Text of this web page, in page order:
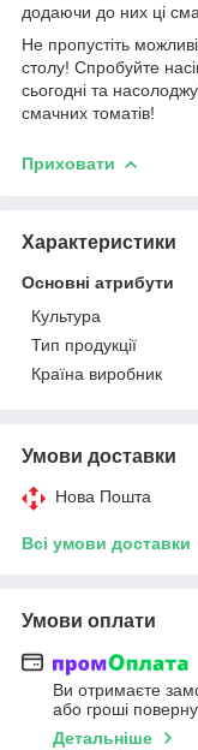
додаючи до них ці
Не пропустіть
столу! Спробуйте
сьогодні та
смачних томатів!
Приховати
Характеристики
Основні атрибути
Культура
Тип продукції
Країна виробник
Умови доставки
Нова Пошта
Всі умови доставки
Умови оплати
Ви отримаєте
або гроші
Детальніше